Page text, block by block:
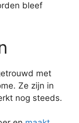
bleef
met
Ze zijn in
nog steeds.